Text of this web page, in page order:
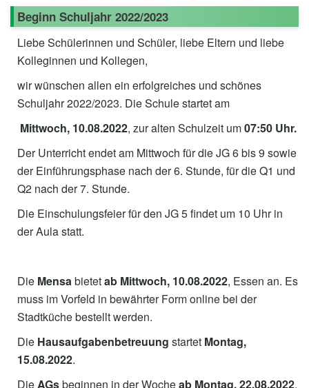
Beginn Schuljahr 2022/2023
Liebe Schülerinnen und Schüler, liebe Eltern und liebe
Kolleginnen und Kollegen,
wir wünschen allen ein erfolgreiches und schönes
Schuljahr 2022/2023. Die Schule startet am
Mittwoch, 10.08.2022, zur alten Schulzeit um07:50 Uhr.
Der Unterricht endet am Mittwoch für die JG 6 bis 9 sowie
der Einführungsphase nach der 6. Stunde, für die Q1 und
Q2 nach der 7. Stunde.
Die Einschulungsfeier für den JG 5 findet um 10 Uhr in
der Aula statt.
Die Mensabietetab Mittwoch, 10.08.2022, Essen an. Es
muss im Vorfeld in bewährter Form online bei der
Stadtküche bestellt werden.
Die Hausaufgabenbetreuung startet Montag,
15.08.2022.
DieAGsbeginnen in der Wocheab Montag, 22.08.2022.